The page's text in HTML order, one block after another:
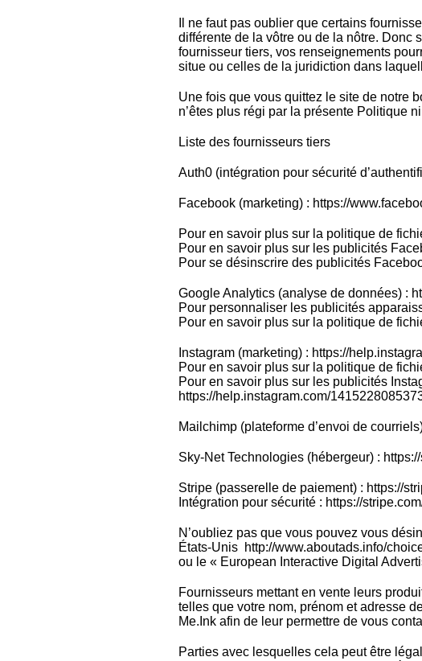
Il ne faut pas oublier que certains
différente de la vôtre ou de la nôtre. Donc
fournisseur tiers, vos renseignements
situe ou celles de la juridiction dans
Une fois que vous quittez le site de notre
n’êtes plus régi par la présente Politique
Liste des fournisseurs tiers
Auth0 (intégration pour sécurité
Facebook (marketing) : https://
Pour en savoir plus sur la politique de
Pour en savoir plus sur les publicités
Pour se désinscrire des publicités
Google Analytics (analyse de données) :
Pour personnaliser les publicités
Pour en savoir plus sur la politique de
Instagram (marketing) : https://
Pour en savoir plus sur la politique de
Pour en savoir plus sur les publicités
https://help.instagram.com/
Mailchimp (plateforme d’envoi de
Sky-Net Technologies (hébergeur) :
Stripe (passerelle de paiement) : https://
Intégration pour sécurité : https://
N’oubliez pas que vous pouvez vous
États-Unis http://www.aboutads.info/
ou le « European Interactive Digital
Fournisseurs mettant en vente leurs
telles que votre nom, prénom et adresse
Me.Ink afin de leur permettre de vous
Parties avec lesquelles cela peut être